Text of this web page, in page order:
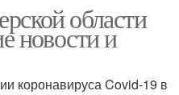
области
новости и
коронавируса Covid-19 в